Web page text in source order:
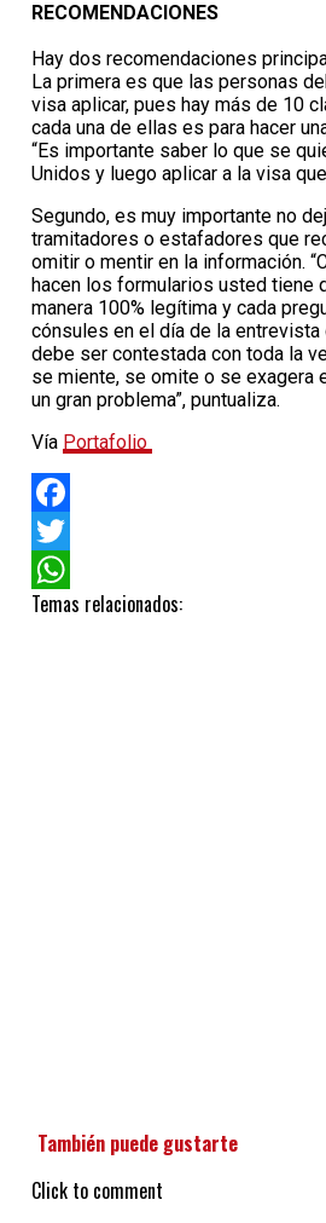
RECOMENDACIONES
Hay dos recomendaciones
La primera es que las personas
visa aplicar, pues hay más de 10
cada una de ellas es para hacer
“Es importante saber lo que se
Unidos y luego aplicar a la visa
Segundo, es muy importante no
tramitadores o estafadores que
omitir o mentir en la información.
hacen los formularios usted tiene
manera 100% legítima y cada
cónsules en el día de la entrevista
debe ser contestada con toda la
se miente, se omite o se exagera
un gran problema”, puntualiza.
Vía Portafolio
Facebook
Twitter
WhatsApp
Temas relacionados:
También puede gustarte
Click to comment